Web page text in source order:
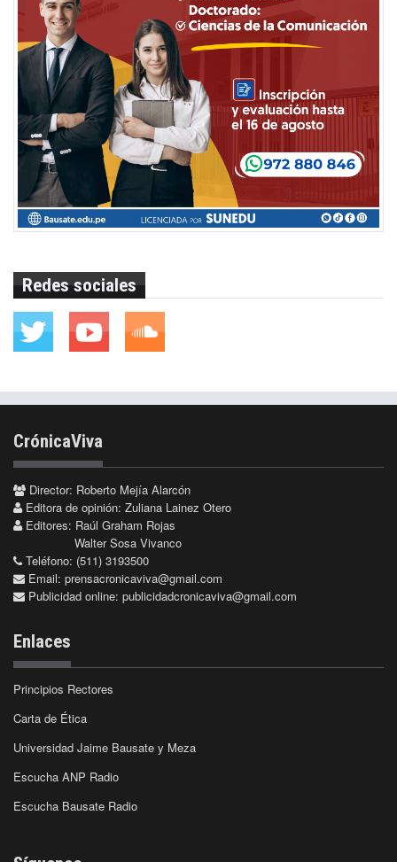
Redes sociales
CrónicaViva
Director: Roberto Mejía Alarcón
Editora de opinión: Zuliana Lainez Otero
Editores: Raúl Graham Rojas
Walter Sosa Vivanco
Teléfono: (511) 3193500
Email: prensacronicaviva@gmail.com
Publicidad online: publicidadcronicaviva@gmail.com
Enlaces
Principios Rectores
Carta de Ética
Universidad Jaime Bausate y Meza
Escucha ANP Radio
Escucha Bausate Radio